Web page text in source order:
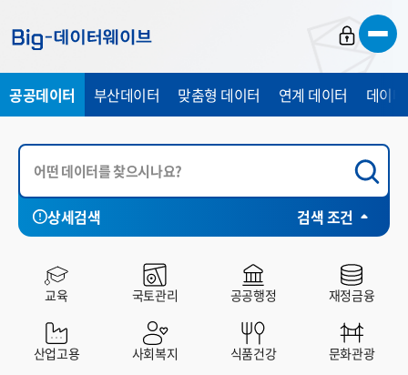
가
기
가
기
가
기
공공데이터 부산데이터 맞춤형 데이터 연계 데이터 데이
상세검색 검색 조건
시각화 SHEET부산시 서구 동구
교육 국토관리 공공행정 재정금융
산업고용 사회복지 식품건강 문화관광